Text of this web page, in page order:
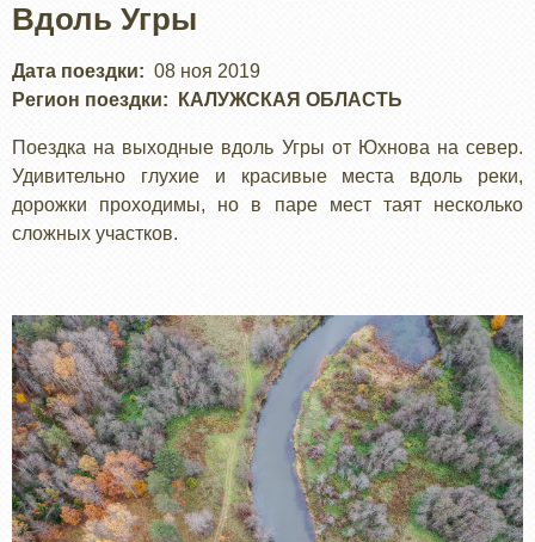
Вдоль Угры
Дата поездки
08 ноя 2019
Регион поездки
КАЛУЖСКАЯ ОБЛАСТЬ
Поездка на выходные вдоль Угры от Юхнова на север.
Удивительно глухие и красивые места вдоль реки,
дорожки проходимы, но в паре мест таят несколько
сложных участков.